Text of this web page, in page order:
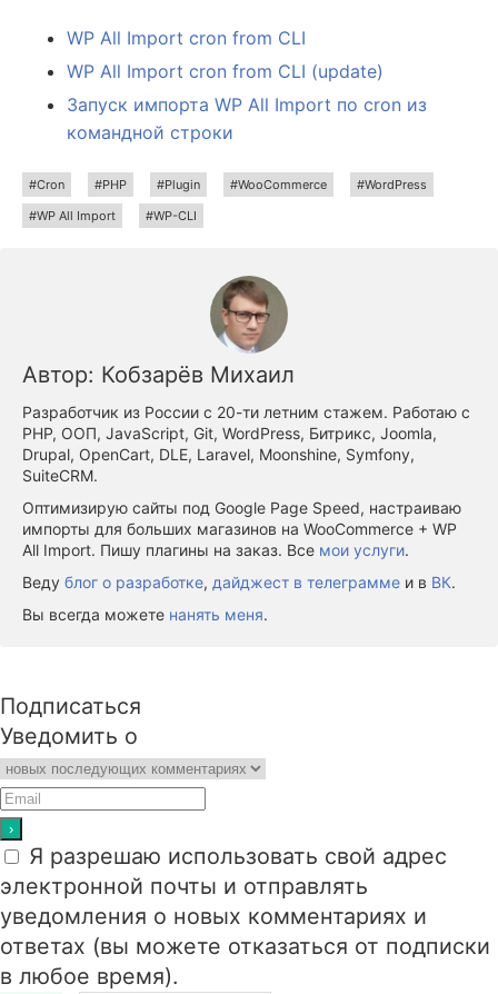
WP All Import cron from CLI
WP All Import cron from CLI (update)
Запуск импорта WP All Import по cron из
командной строки
Cron PHP Plugin WooCommerce
WordPress
WP All Import
WP-CLI
Автор: Кобзарёв Михаил
Разработчик из России с 20-ти летним стажем. Работаю с
PHP, ООП, JavaScript, Git, WordPress, Битрикс, Joomla,
Drupal, OpenCart, DLE, Laravel, Moonshine, Symfony,
SuiteCRM.
Оптимизирую сайты под Google Page Speed, настраиваю
импорты для больших магазинов на WooCommerce + WP
All Import. Пишу плагины на заказ. Все мои услуги.
Веду блог о разработке, дайджест в телеграмме и в ВК.
Вы всегда можете нанять меня.
Подписаться
Уведомить о
Я разрешаю использовать свой адрес
электронной почты и отправлять
уведомления о новых комментариях и
ответах (вы можете отказаться от подписки
в любое время).